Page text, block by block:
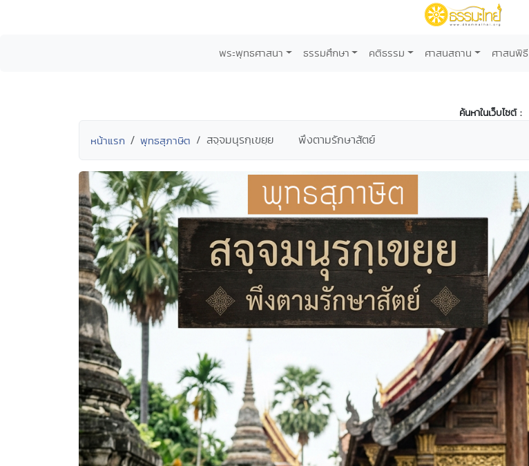
พระพุทธศาสนา ธรรมศึกษา คติธรรม ศาสนสถาน ศาสนพิธี
ค้นหาในเว็บไซต์ :
หน้าแรก พุทธสุภาษิต สจฺจมนุรกฺเขยฺย พึงตามรักษาสัตย์